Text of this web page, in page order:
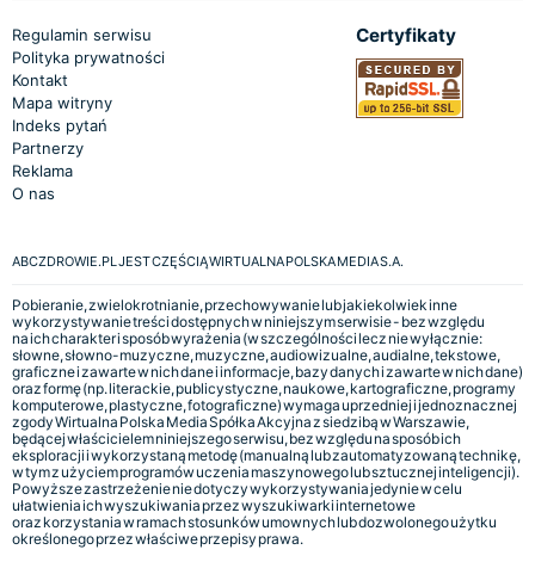
Regulamin serwisu
Polityka prywatności
Kontakt
Mapa witryny
Indeks pytań
Partnerzy
Reklama
O nas
Certyfikaty
ABCZDROWIE.PL JEST CZĘŚCIĄ WIRTUALNA POLSKA MEDIA S.A.
Pobieranie, zwielokrotnianie, przechowywanie lub jakiekolwiek inne
wykorzystywanie treści dostępnych w niniejszym serwisie - bez względu
na ich charakter i sposób wyrażenia (w szczególności lecz nie wyłącznie:
słowne, słowno-muzyczne, muzyczne, audiowizualne, audialne, tekstowe,
graficzne i zawarte w nich dane i informacje, bazy danych i zawarte w nich dane)
oraz formę (np. literackie, publicystyczne, naukowe, kartograficzne, programy
komputerowe, plastyczne, fotograficzne) wymaga uprzedniej i jednoznacznej
zgody Wirtualna Polska Media Spółka Akcyjna z siedzibą w Warszawie,
będącej właścicielem niniejszego serwisu, bez względu na sposób ich
eksploracji i wykorzystaną metodę (manualną lub zautomatyzowaną technikę,
w tym z użyciem programów uczenia maszynowego lub sztucznej inteligencji).
Powyższe zastrzeżenie nie dotyczy wykorzystywania jedynie w celu
ułatwienia ich wyszukiwania przez wyszukiwarki internetowe
oraz korzystania w ramach stosunków umownych lub dozwolonego użytku
określonego przez właściwe przepisy prawa.